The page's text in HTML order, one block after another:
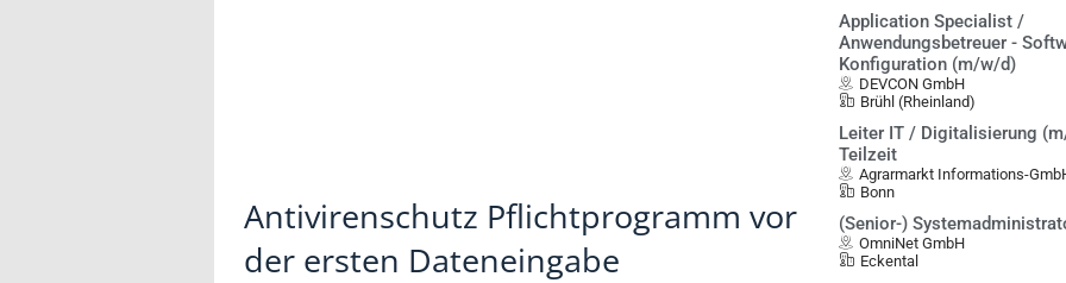
Antivirenschutz Pflichtprogramm vor
der ersten Dateneingabe
Application Specialist /
Anwendungsbetreuer -
Konfiguration (m/w/d)
DEVCON GmbH
Brühl (Rheinland)
Leiter IT / Digitalisierung
Teilzeit
Agrarmarkt Informations-
Bonn
(Senior-)
OmniNet GmbH
Eckental